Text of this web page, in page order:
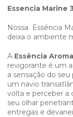
Essencia Marine
Nossa Essência
deixa o ambiente
A Essência
revigorante é um
a sensação do
um navio
volta e perceber a
seu olhar
entregas e